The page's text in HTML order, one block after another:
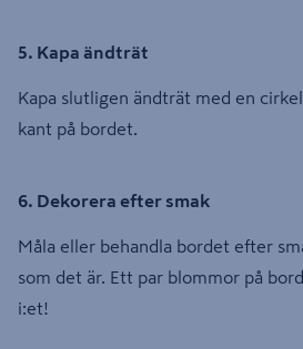
5. Kapa ändträt
Kapa slutligen ändträt med en
kant på bordet.
6. Dekorera efter smak
Måla eller behandla bordet efter
som det är. Ett par blommor på
i:et!